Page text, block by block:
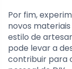
Por fim,
novos
estilo de
pode levar a
contribuir para